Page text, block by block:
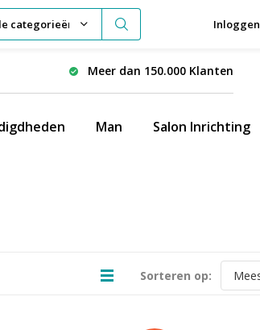
categorieën Inloggen
Meer dan 150.000 Klanten
Man Salon Inrichting
Sorteren op: